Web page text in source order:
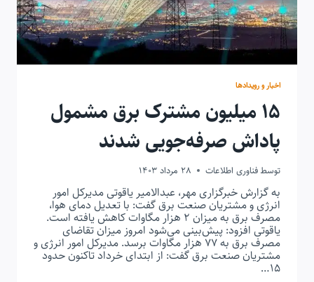
اخبار و رویدادها
۱۵ میلیون مشترک برق مشمول
پاداش صرفه‌جویی شدند
توسط فناوری اطلاعات 28 مرداد 1403
به گزارش خبرگزاری مهر، عبدالامیر یاقوتی مدیرکل امور
انرژی و مشتریان صنعت برق گفت: با تعدیل دمای هوا،
مصرف برق به میزان ۲ هزار مگاوات کاهش یافته است.
یاقوتی افزود: پیش‌بینی می‌شود امروز میزان تقاضای
مصرف برق به ۷۷ هزار مگاوات برسد. مدیرکل امور انرژی و
مشتریان صنعت برق گفت: از ابتدای خرداد تاکنون حدود
۱۵…